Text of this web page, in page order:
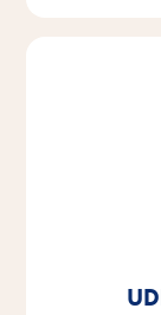
Naším
nebo z